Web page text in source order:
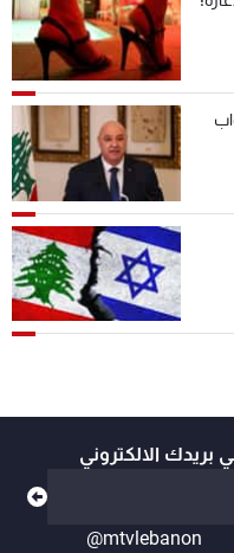
بريدك الالكتروني
@mtvlebanon